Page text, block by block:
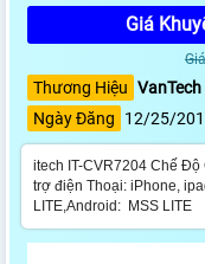
Giá
Thương Hiệu VanTech
Ngày Đăng
12/25/
itech IT-CVR7204 Chế
trợ điện Thoại: iPhone,
LITE,Android: MSS LITE